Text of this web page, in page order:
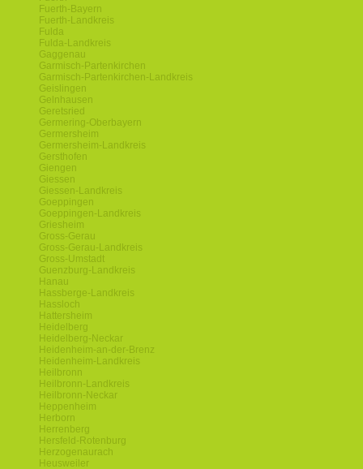
Fuerth-Bayern
Fuerth-Landkreis
Fulda
Fulda-Landkreis
Gaggenau
Garmisch-Partenkirchen
Garmisch-Partenkirchen-Landkreis
Geislingen
Gelnhausen
Geretsried
Germering-Oberbayern
Germersheim
Germersheim-Landkreis
Gersthofen
Giengen
Giessen
Giessen-Landkreis
Goeppingen
Goeppingen-Landkreis
Griesheim
Gross-Gerau
Gross-Gerau-Landkreis
Gross-Umstadt
Guenzburg-Landkreis
Hanau
Hassberge-Landkreis
Hassloch
Hattersheim
Heidelberg
Heidelberg-Neckar
Heidenheim-an-der-Brenz
Heidenheim-Landkreis
Heilbronn
Heilbronn-Landkreis
Heilbronn-Neckar
Heppenheim
Herborn
Herrenberg
Hersfeld-Rotenburg
Herzogenaurach
Heusweiler